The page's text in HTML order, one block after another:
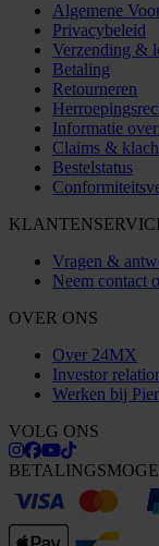
Algemene
Privacybeleid
Verzending &
Betaling
Retourneren
Informatie
Claims &
Bestelstatus
Vragen &
Neem contact
OVER ONS
Over 24MX
Investor
Werken bij
VOLG ONS